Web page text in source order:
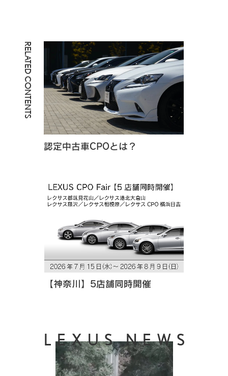
RELATED CONTENTS
認定中古車CPOとは？
【神奈川】5店舗同時開催
LEXUS NEWS